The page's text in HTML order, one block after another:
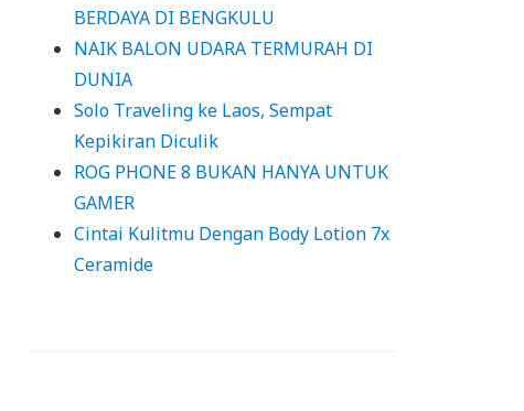
BERDAYA DI BENGKULU
NAIK BALON UDARA TERMURAH DI
DUNIA
Solo Traveling ke Laos, Sempat
Kepikiran Diculik
ROG PHONE 8 BUKAN HANYA UNTUK
GAMER
Cintai Kulitmu Dengan Body Lotion 7x
Ceramide